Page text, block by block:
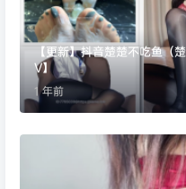
【更新】抖音楚楚不吃鱼（
V】
1 年前